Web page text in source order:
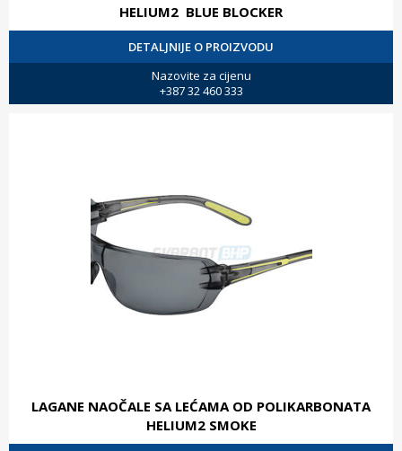
HELIUM2 BLUE BLOCKER
DETALJNIJE O PROIZVODU
Nazovite za cijenu
+387 32 460 333
LAGANE NAOČALE SA LEĆAMA OD POLIKARBONATA
HELIUM2 SMOKE